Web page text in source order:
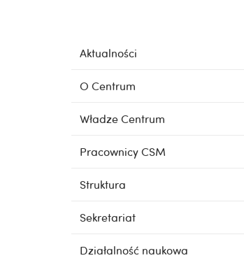
Aktualności
O Centrum
Władze Centrum
Pracownicy CSM
Struktura
Sekretariat
Działalność naukowa